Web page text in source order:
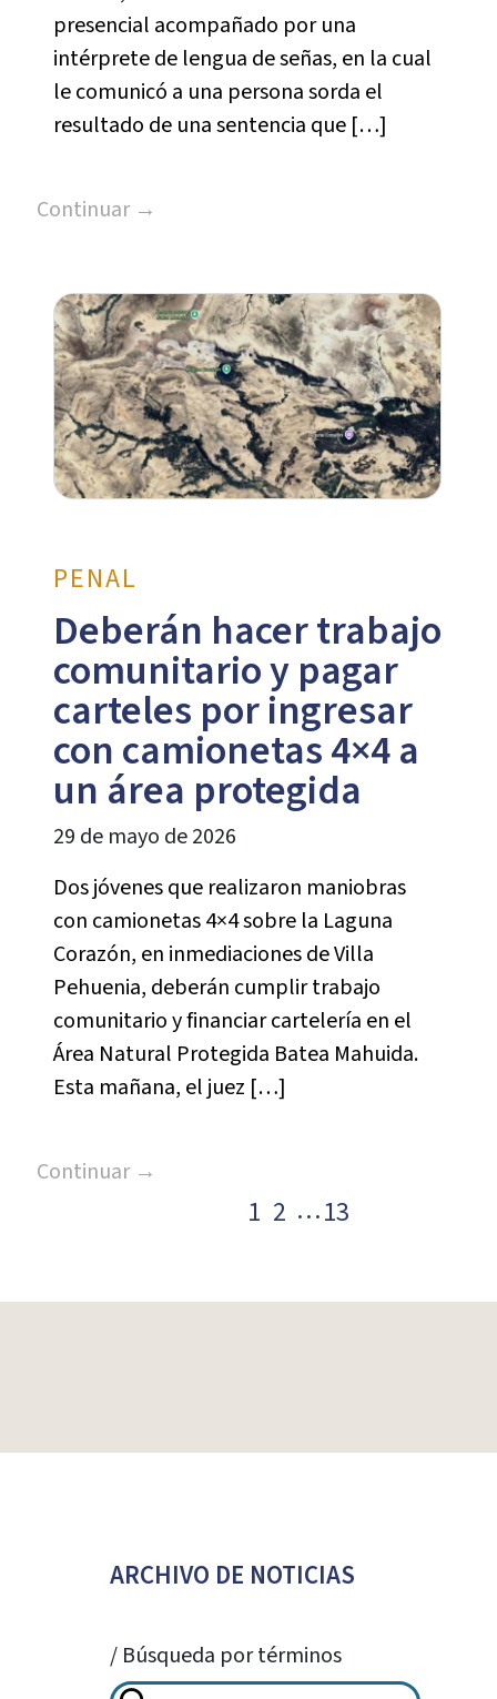
presencial acompañado por una
intérprete de lengua de señas, en la cual
le comunicó a una persona sorda el
resultado de una sentencia que […]
Continuar →
PENAL
Deberán hacer trabajo
comunitario y pagar
carteles por ingresar
con camionetas 4×4 a
un área protegida
29 de mayo de 2026
Dos jóvenes que realizaron maniobras
con camionetas 4×4 sobre la Laguna
Corazón, en inmediaciones de Villa
Pehuenia, deberán cumplir trabajo
comunitario y financiar cartelería en el
Área Natural Protegida Batea Mahuida.
Esta mañana, el juez […]
Continuar →
de
1 2 …13
ARCHIVO DE NOTICIAS
/ Búsqueda por términos